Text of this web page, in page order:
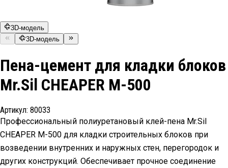
3D-модель
3D-модель
Пена-цемент для кладки блоков
Mr.Sil CHEAPER M-500
Артикул: 80033
Профессиональный полиуретановый клей-пена Mr.Sil
CHEAPER M-500 для кладки строительных блоков при
возведении внутренних и наружных стен, перегородок и
других конструкций. Обеспечивает прочное соединение